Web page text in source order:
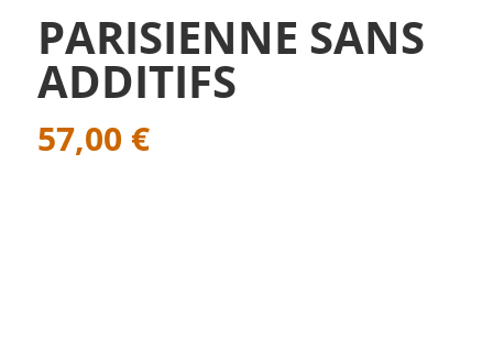
PARISIENNE SANS
ADDITIFS
57,00 €